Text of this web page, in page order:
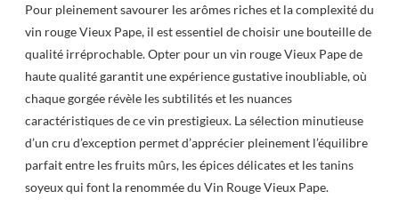
Pour pleinement savourer les arômes riches et la complexité du
vin rouge Vieux Pape, il est essentiel de choisir une bouteille de
qualité irréprochable. Opter pour un vin rouge Vieux Pape de
haute qualité garantit une expérience gustative inoubliable, où
chaque gorgée révèle les subtilités et les nuances
caractéristiques de ce vin prestigieux. La sélection minutieuse
d’un cru d’exception permet d’apprécier pleinement l’équilibre
parfait entre les fruits mûrs, les épices délicates et les tanins
soyeux qui font la renommée du Vin Rouge Vieux Pape.